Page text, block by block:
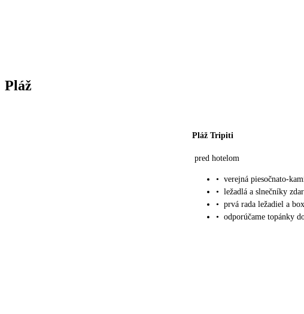
Pláž
Pláž Tripiti
pred hotelom
• verejná piesočnato-
• ležadlá a slnečníky
• prvá rada ležadiel a
• odporúčame topánky